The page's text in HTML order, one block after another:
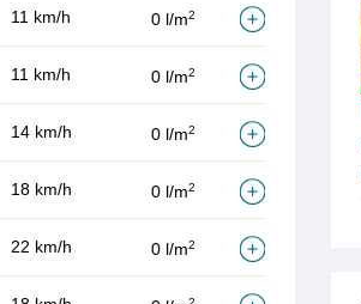
11 km/h 0 l/m2
11 km/h 0 l/m2
14 km/h 0 l/m2
18 km/h 0 l/m2
22 km/h 0 l/m2